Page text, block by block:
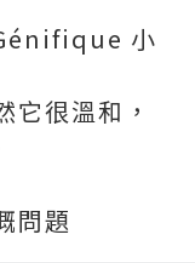
小
它很溫和，
問題